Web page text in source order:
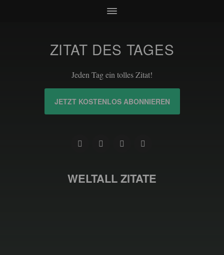
ZITAT DES TAGES
Jeden Tag ein tolles Zitat!
JETZT KOSTENLOS ABONNIEREN
WELTALL ZITATE